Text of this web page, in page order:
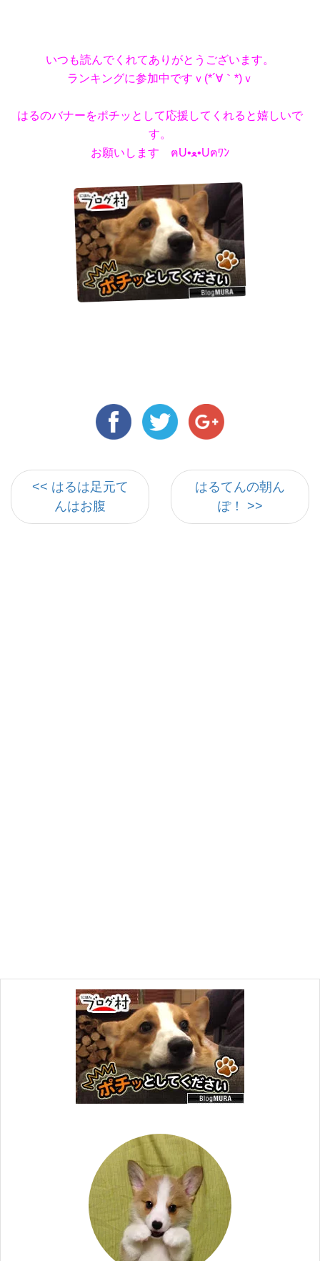
いつも読んでくれてありがとうございます。
ランキングに参加中ですｖ(*´∀｀*)ｖ
はるのバナーをポチッとして応援してくれると嬉しいで
す。
お願いします ฅU•ﻌ•Uฅﾜﾝ
<< はるは足元て
んはお腹
はるてんの朝ん
ぽ！ >>